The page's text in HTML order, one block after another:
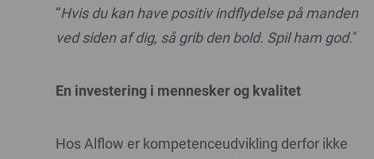
“Hvis du kan have positiv indflydelse på manden
ved siden af dig, så grib den bold. Spil ham god."
En investering i mennesker og kvalitet
Hos Alflow er kompetenceudvikling derfor ikke